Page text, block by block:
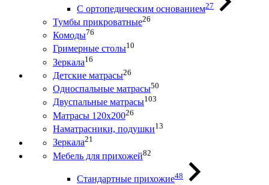
С ортопедическим основанием27
Тумбы прикроватные26
Комоды76
Гримерные столы10
Зеркала16
Детские матрасы26
Односпальные матрасы50
Двуспальные матрасы103
Матрасы 120х20026
Наматрасники, подушки13
Зеркала21
Мебель для прихожей82
Стандартные прихожие48